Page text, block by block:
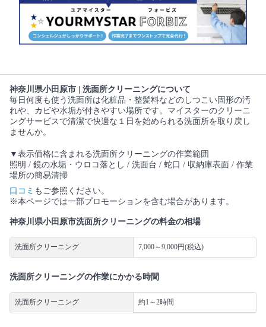
神奈川県小田原市 | 洗面所クリーニングについて
毎日何度も使う洗面所は化粧品・整髪料などのしつこい固形の汚
れや、カビや水垢が付きやすい場所です。マイスターのクリーニ
ングサービスで清潔で快適な１日を始められる洗面所を取り戻し
ませんか。
▼表示価格に含まれる洗面所クリーニングの作業範囲
照明 / 鏡の水垢・ウロコ落とし / 洗面台 / 蛇口 / 収納庫表面 / 作業
場所の簡易清掃
口コミ もご参照ください。
※本ページでは一部プロモーションを含む場合があります。
神奈川県小田原市洗面所クリーニングの料金の相場
洗面所クリーニング 7,000～9,000円(税込)
洗面所クリーニングの作業にかかる時間
洗面所クリーニング 約1～2時間